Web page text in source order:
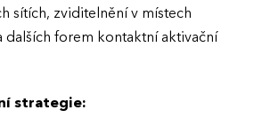
sítích, zviditelnění v místech
forem kontaktní aktivační
strategie: